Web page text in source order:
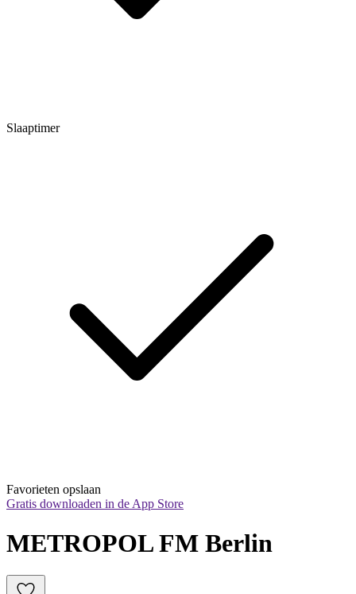
Slaaptimer
Favorieten opslaan
Gratis downloaden in de App Store
METROPOL FM Berlin